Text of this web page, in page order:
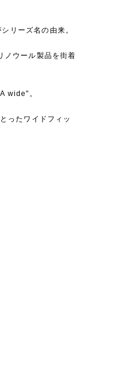
リーズ名の由来。
ノウール製品を街着
wide"。
ったワイドフィッ